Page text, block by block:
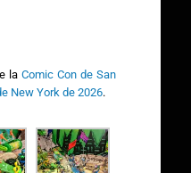
laComic Con de San
New York de 2026.